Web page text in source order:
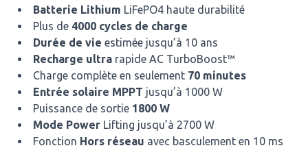
Batterie Lithium LiFePO4 haute durabilité
Plus de 4000 cycles de charge
Durée de vie estimée jusqu’à 10 ans
Recharge ultrarapide AC TurboBoost™
Charge complète en seulement 70 minutes
Entrée solaire MPPT jusqu’à 1000 W
Puissance de sortie 1800 W
Mode PowerLifting jusqu’à 2700 W
Fonction Hors réseau avec basculement en 10 ms